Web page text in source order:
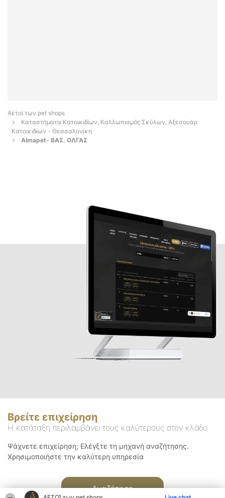
Αετοί των pet shops
Καταστήματα Κατοικιδίων, Καλλωπισμός Σκύλων, Αξεσουάρ
Κατοικιδίων - Θεσσαλονίκη
Almapet- ΒΑΣ. ΟΛΓΑΣ
Βρείτε επιχείρηση
Η κατάταξη περιλαμβάνει τους καλύτερους στον κλάδο
Ψάχνετε επιχείρηση; Ελέγξτε τη μηχανή αναζήτησης.
Χρησιμοποιήστε την καλύτερη υπηρεσία
Αναζήτηση